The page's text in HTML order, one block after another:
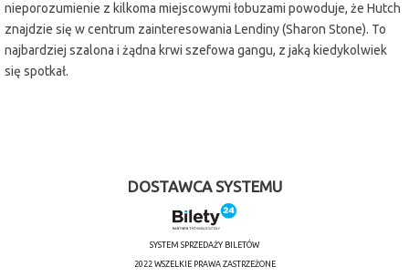
nieporozumienie z kilkoma miejscowymi łobuzami powoduje, że Hutch
znajdzie się w centrum zainteresowania Lendiny (Sharon Stone). To
najbardziej szalona i żądna krwi szefowa gangu, z jaką kiedykolwiek
się spotkał.
DOSTAWCA SYSTEMU
SYSTEM SPRZEDAŻY BILETÓW
2022 WSZELKIE PRAWA ZASTRZEŻONE